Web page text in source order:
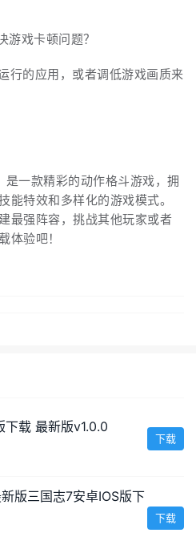
游戏卡顿问题？
行的应用，或者调低游戏画质来
是一款精彩的动作格斗游戏，拥
能特效和多样化的游戏模式。
最强阵容，挑战其他玩家或者
体验吧！
下载 最新版v1.0.0
下载
版三国志7安卓IOS版下
下载